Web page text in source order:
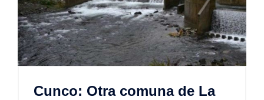
Cunco: Otra comuna de La